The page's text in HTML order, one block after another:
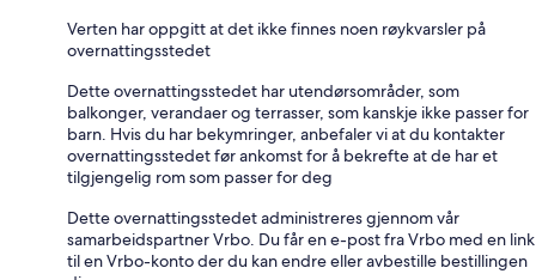
Verten har oppgitt at det ikke finnes noen røykvarsler på
overnattingsstedet
Dette overnattingsstedet har utendørsområder, som
balkonger, verandaer og terrasser, som kanskje ikke passer for
barn. Hvis du har bekymringer, anbefaler vi at du kontakter
overnattingsstedet før ankomst for å bekrefte at de har et
tilgjengelig rom som passer for deg
Dette overnattingsstedet administreres gjennom vår
samarbeidspartner Vrbo. Du får en e-post fra Vrbo med en link
til en Vrbo-konto der du kan endre eller avbestille bestillingen